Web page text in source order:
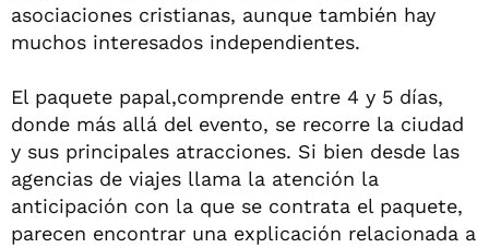
asociaciones cristianas, aunque también hay
muchos interesados independientes.
El paquete papal,comprende entre 4 y 5 días,
donde más allá del evento, se recorre la ciudad
y sus principales atracciones. Si bien desde las
agencias de viajes llama la atención la
anticipación con la que se contrata el paquete,
parecen encontrar una explicación relacionada a